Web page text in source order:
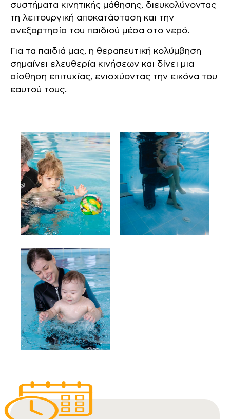
συστήματα κινητικής μάθησης, διευκολύνοντας
τη λειτουργική αποκατάσταση και την
ανεξαρτησία του παιδιού μέσα στο νερό.
Για τα παιδιά μας, η θεραπευτική κολύμβηση
σημαίνει ελευθερία κινήσεων και δίνει μια
αίσθηση επιτυχίας, ενισχύοντας την εικόνα του
εαυτού τους.